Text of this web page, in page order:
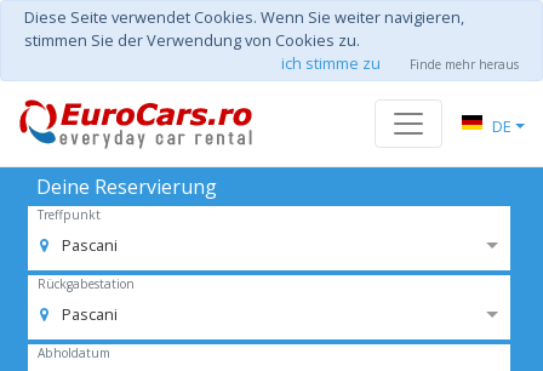
Diese Seite verwendet Cookies. Wenn Sie weiter navigieren,
stimmen Sie der Verwendung von Cookies zu.
ich stimme zu
Finde mehr heraus
DE
Deine Reservierung
Treffpunkt
Pascani
Rückgabestation
Pascani
Abholdatum